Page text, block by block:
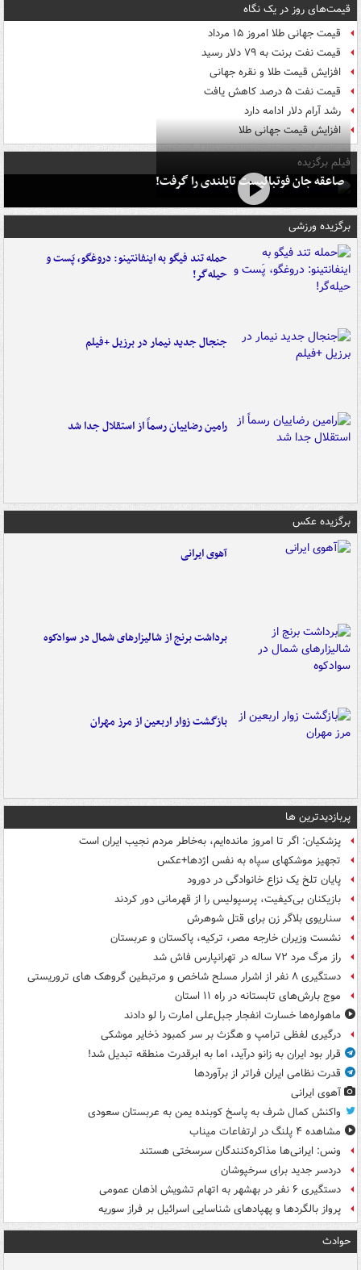
قیمت‌های روز در یک نگاه
قیمت جهانی طلا امروز ۱۵ مرداد
قیمت نفت برنت به ۷۹ دلار رسید
افزایش قیمت طلا و نقره جهانی
قیمت نفت ۵ درصد کاهش یافت
رشد آرام دلار ادامه دارد
افزایش قیمت جهانی طلا
فیلم برگزیده
صاعقه جان فوتبالیست تایلندی را گرفت!
برگزیده ورزشی
حمله تند فیگو به اینفانتینو: دروغگو، پَست‌ و
حیله‌گر!
جنجال جدید نیمار در برزیل +فیلم
رامین رضاییان رسماً از استقلال جدا شد
برگزیده عکس
آهوی ایرانی
برداشت برنج از شالیزارهای شمال در سوادکوه
بازگشت زوار اربعین از مرز مهران
پربازدیدترین ها
پزشکیان: اگر تا امروز مانده‌ایم، به‌خاطر مردم نجیب ایران است
تجهیز موشکهای سپاه به نفس اژدها+عکس
پایان تلخ یک نزاع خانوادگی در دورود
بازیکنان بی‌کیفیت، پرسپولیس را از قهرمانی دور کردند
سناریوی بلاگر زن برای قتل شوهرش
نشست وزیران خارجه مصر، ترکیه، پاکستان و عربستان
راز مرگ مرد ۷۲ ساله در تهرانپارس فاش شد
دستگیری ۸ نفر از اشرار مسلح شاخص و مرتبطین گروهک های تروریستی
موج بارش‌های تابستانه در راه ۱۱ استان
ماهواره‌ها خسارت انفجار جبل‌علی امارت را لو دادند
درگیری لفظی ترامپ و هگزث بر سر کمبود ذخایر موشکی
قرار بود ایران به زانو درآید، اما به ابرقدرت منطقه تبدیل شد!
قدرت نظامی ایران فراتر از برآوردها
آهوی ایرانی
واکنش کمال شرف به پاسخ کوبنده یمن به عربستان سعودی
مشاهده ۴ پلنگ در ارتفاعات میناب
ونس: ایرانی‌ها مذاکره‌کنندگان سرسختی هستند
دردسر جدید برای سرخپوشان
دستگیری ۶ نفر در بهشهر به اتهام تشویش اذهان عمومی
پرواز بالگردها و پهپادهای شناسایی اسرائیل بر فراز سوریه
حوادث